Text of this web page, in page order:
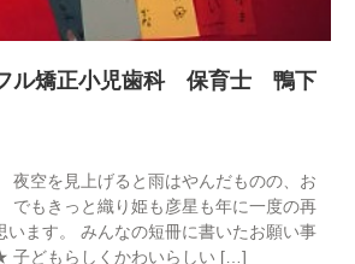
ル矯正小児歯科 保育士 鴨下
夜空を見上げると雨はやんだものの、お
でもきっと織り姫も彦星も年に一度の再
います。 みんなの短冊に書いたお願い事
子どもらしくかわいらしい […]